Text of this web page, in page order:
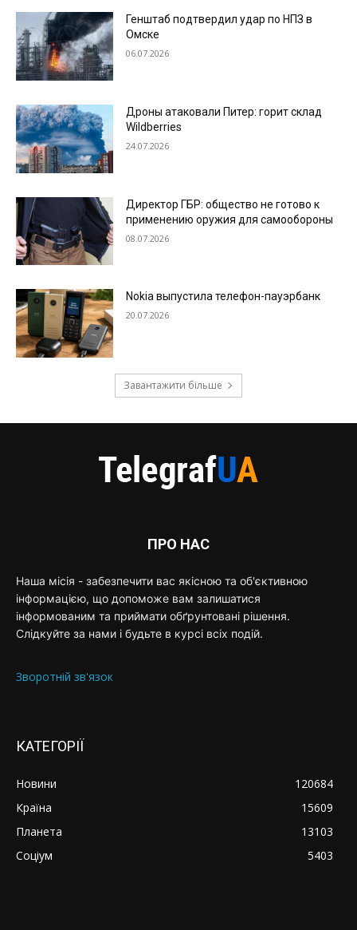
Генштаб подтвердил удар по НПЗ в
Омске
06.07.2026
Дроны атаковали Питер: горит склад
Wildberries
24.07.2026
Директор ГБР: общество не готово к
применению оружия для самообороны
08.07.2026
Nokia выпустила телефон-пауэрбанк
20.07.2026
Завантажити більше
ПРО НАС
Наша місія - забезпечити вас якісною та об'єктивною
інформацією, що допоможе вам залишатися
інформованим та приймати обґрунтовані рішення.
Слідкуйте за нами і будьте в курсі всіх подій.
Зворотній зв'язок
КАТЕГОРІЇ
Новини
120684
Країна
15609
Планета
13103
Соціум
5403